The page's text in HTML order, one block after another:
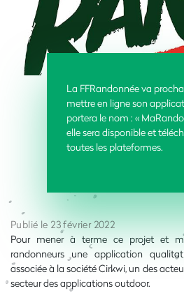
La FFRandonnée va
mettre en ligne son
portera le nom : «
elle sera disponible et
toutes les plateformes.
Publié le 23 février 2022
Pour mener à terme ce projet et
randonneurs une application
associée à la société Cirkwi, un des
secteur des applications outdoor.